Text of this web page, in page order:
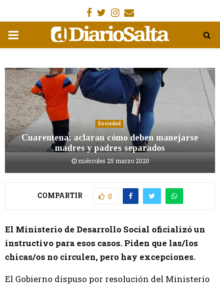
Facebook
Gorjeo
Instagram
Email
MENÚ
Sociedad
Cuarentena: aclaran cómo deben manejarse
madres y padres separados
miércoles 25 marzo 2020
COMPARTIR 0
El Ministerio de Desarrollo Social oficializó un
instructivo para esos casos. Piden que las/los
chicas/os no circulen, pero hay excepciones.
El Gobierno dispuso por resolución del Ministerio